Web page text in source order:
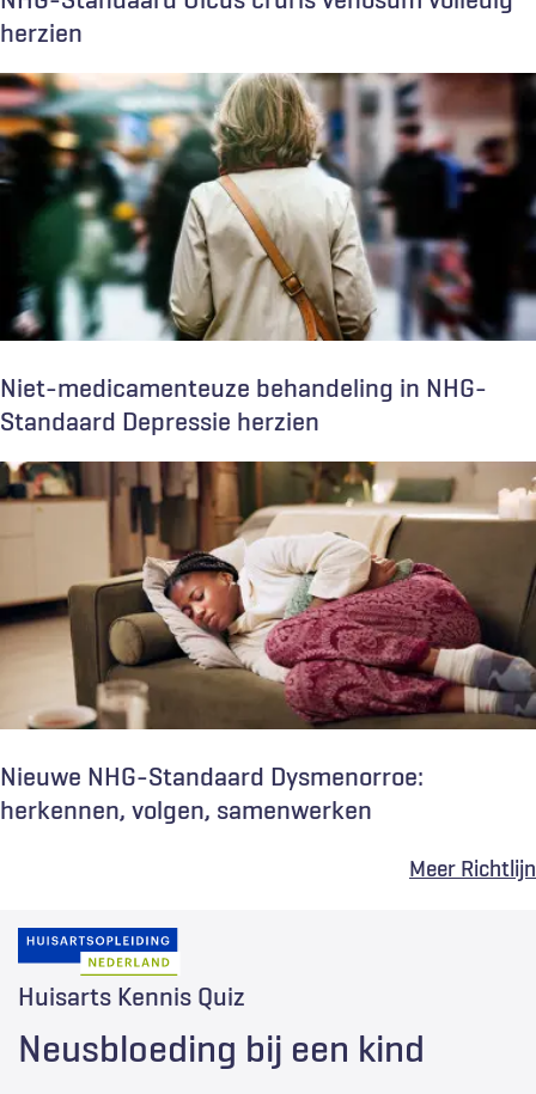
herzien
Niet-medicamenteuze behandeling in NHG-
Standaard Depressie herzien
Nieuwe NHG-Standaard Dysmenorroe:
herkennen, volgen, samenwerken
Meer Richtlijn
Huisarts Kennis Quiz
Neusbloeding bij een kind